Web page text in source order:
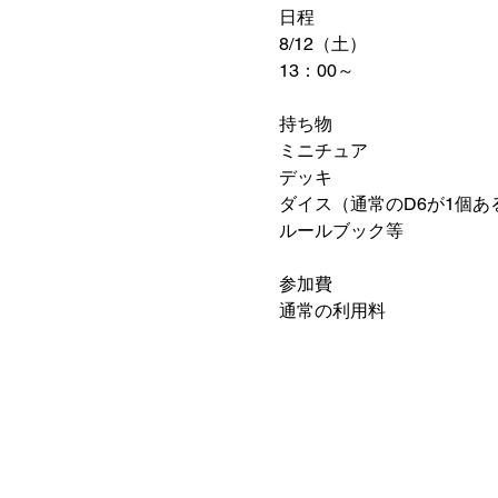
日程
8/12（土）
13：00～
持ち物
ミニチュア
デッキ
ダイス（通常のD6が1個あ
ルールブック等
参加費
通常の利用料